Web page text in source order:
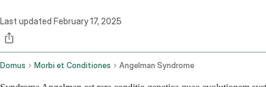
Last updated February 17, 2025
Domus Morbi et Conditiones Angelman Syndrome